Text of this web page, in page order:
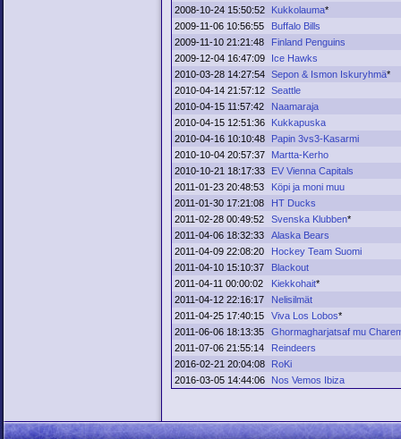
2008-10-24 15:50:52
Kukkolauma*
2009-11-06 10:56:55
Buffalo Bills
2009-11-10 21:21:48
Finland Penguins
2009-12-04 16:47:09
Ice Hawks
2010-03-28 14:27:54 Sepon & Ismon Iskuryhmä*
2010-04-14 21:57:12 Seattle
2010-04-15 11:57:42
Naamaraja
2010-04-15 12:51:36
Kukkapuska
2010-04-16 10:10:48
Papin 3vs3-Kasarmi
2010-10-04 20:57:37
Martta-Kerho
2010-10-21 18:17:33
EV Vienna Capitals
2011-01-23 20:48:53
Köpi ja moni muu
2011-01-30 17:21:08
HT Ducks
2011-02-28 00:49:52
Svenska Klubben*
2011-04-06 18:32:33
Alaska Bears
2011-04-09 22:08:20
Hockey Team Suomi
2011-04-10 15:10:37
Blackout
2011-04-11 00:00:02
Kiekkohait*
2011-04-12 22:16:17
Nelisilmät
2011-04-25 17:40:15
Viva Los Lobos*
2011-06-06 18:13:35
Ghormagharjatsaf mu
2011-07-06 21:55:14
Reindeers
2016-02-21 20:04:08
RoKi
2016-03-05 14:44:06
Nos Vemos Ibiza